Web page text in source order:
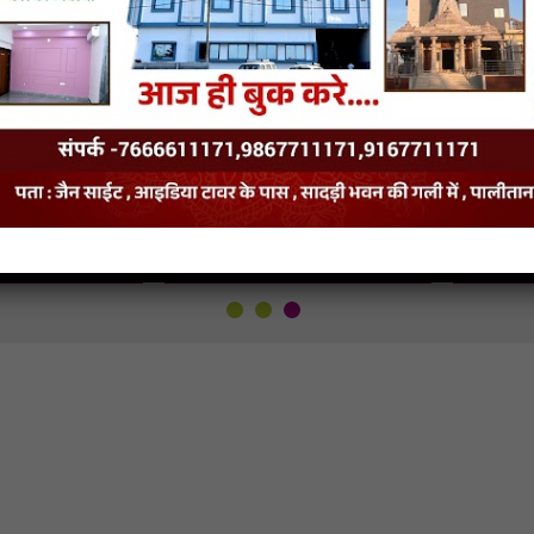
Lage
Nyaro
Jhuthi Duniyase Manko
Hata Le
Gadi